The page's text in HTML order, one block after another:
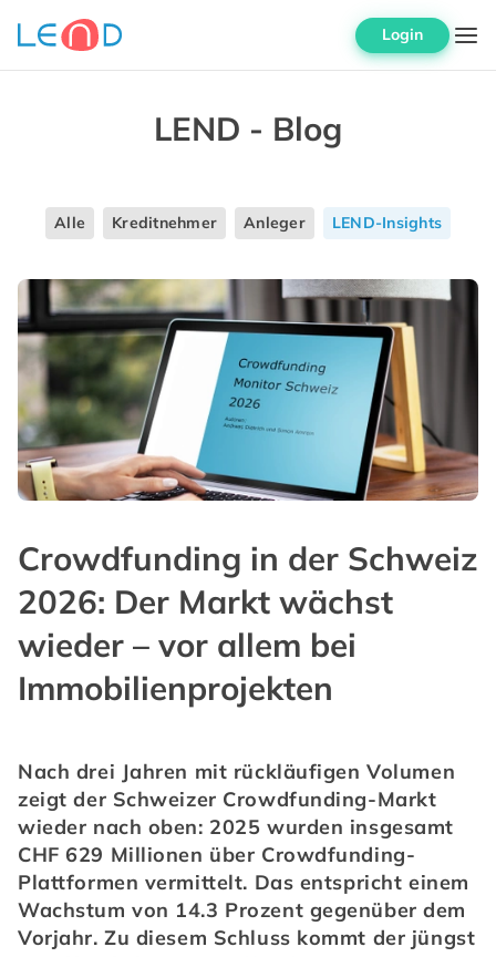
Login
LEND - Blog
Alle Kreditnehmer Anleger LEND-Insights
Crowdfunding in der Schweiz
2026: Der Markt wächst
wieder – vor allem bei
Immobilienprojekten
Nach drei Jahren mit rückläufigen Volumen
zeigt der Schweizer Crowdfunding-Markt
wieder nach oben: 2025 wurden insgesamt
CHF 629 Millionen über Crowdfunding-
Plattformen vermittelt. Das entspricht einem
Wachstum von 14.3 Prozent gegenüber dem
Vorjahr. Zu diesem Schluss kommt der jüngst